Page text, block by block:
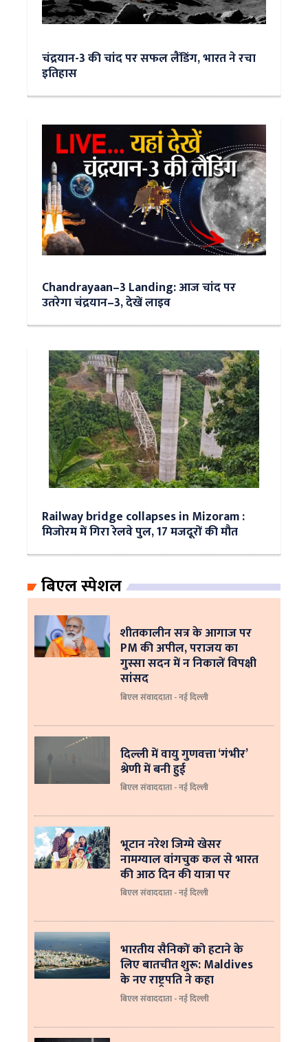
चंद्रयान-3 की चांद पर सफल लैंडिंग, भारत ने रचा
इतिहास
Chandrayaan–3 Landing: आज चांद पर
उतरेगा चंद्रयान–3, देखें लाइव
Railway bridge collapses in Mizoram :
मिजोरम में गिरा रेलवे पुल, 17 मजदूरों की मौत
बिएल स्पेशल
शीतकालीन सत्र के आगाज पर
PM की अपील, पराजय का
गुस्सा सदन में न निकालें विपक्षी
सांसद
बिएल संवाददाता - नई दिल्ली
दिल्ली में वायु गुणवत्ता ‘गंभीर’
श्रेणी में बनी हुई
बिएल संवाददाता - नई दिल्ली
भूटान नरेश जिग्मे खेसर
नामग्याल वांगचुक कल से भारत
की आठ दिन की यात्रा पर
बिएल संवाददाता - नई दिल्ली
भारतीय सैनिकों को हटाने के
लिए बातचीत शुरू: Maldives
के नए राष्ट्रपति ने कहा
बिएल संवाददाता - नई दिल्‍ली